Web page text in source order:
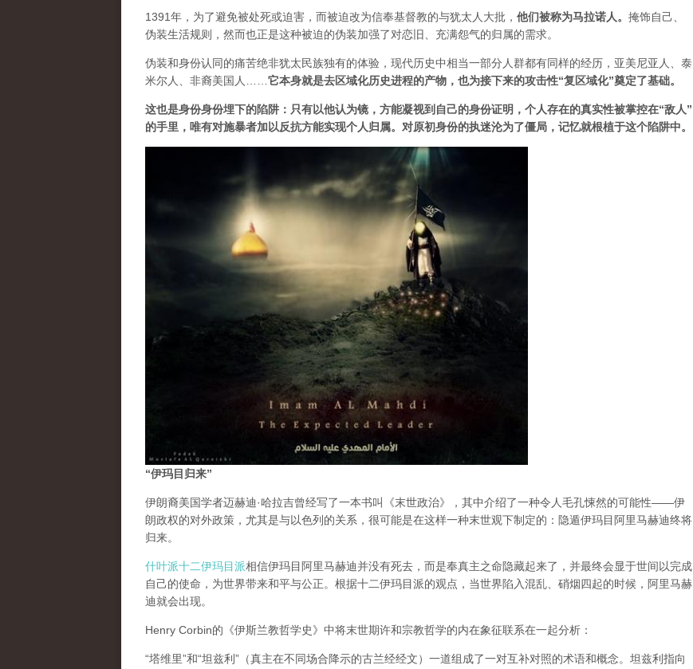
1391年，为了避免被处死或迫害，而被迫改为信奉基督教的与犹太人大批， 他们被称为马拉诺人。 掩饰自己
伪装生活规则，然而也正是这种被迫的伪装加强了对恋旧、充满怨气的归属的需求。
伪装和身份认同的痛苦绝非犹太民族独有的体验，现代历史中相当一部分人群都有同样的经历，亚美尼亚人、泰
米尔人、非裔美国人…… 它本身就是去区域化历史进程的产物，也为接下来的攻击性“复区域化”奠定了基础。
这也是身份身份埋下的陷阱：只有以他认为镜，方能凝视到自己的身份证明，个人存在的真实性被掌控在“敌人”
的手里，唯有对施暴者加以反抗方能实现个人归属。对原初身份的执迷沦为了僵局，记忆就根植于这个陷阱中。
“伊玛目归来”
伊朗裔美国学者迈赫迪·哈拉吉曾经写了一本书叫《末世政治》，其中介绍了一种令人毛孔悚然的可能性——伊
朗政权的对外政策，尤其是与以色列的关系，很可能是在这样一种末世观下制定的：隐遁伊玛目阿里马赫迪终将
归来。
什叶派十二伊玛目派相信伊玛目阿里马赫迪并没有死去，而是奉真主之命隐藏起来了，并最终会显于世间以完成
自己的使命，为世界带来和平与公正。根据十二伊玛目派的观点，当世界陷入混乱、硝烟四起的时候，阿里马赫
迪就会出现。
Henry Corbin的《伊斯兰教哲学史》中将末世期许和宗教哲学的内在象征联系在一起分析：
“塔维里”和“坦兹利”（真主在不同场合降示的古兰经经文）一道组成了一对互补对照的术语和概念。坦兹利指向